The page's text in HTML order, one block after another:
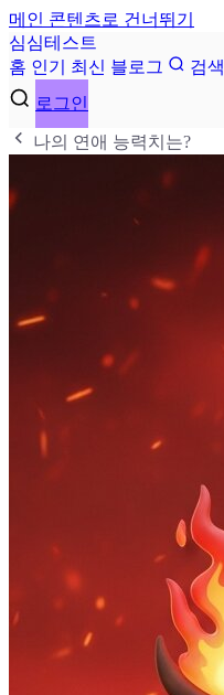
메인 콘텐츠로 건너뛰기
심심테 스 트
홈 인기 최신 블로그
검색
로그인
나의 연애 능력치는?